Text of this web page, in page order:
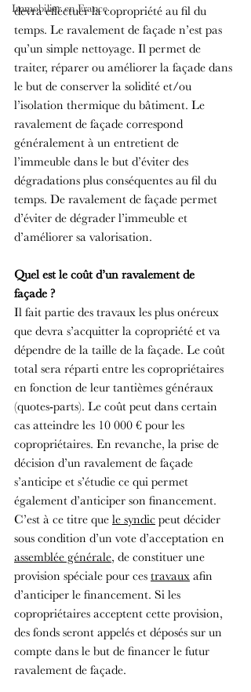
Immobilier en France
devra effectuer la copropriété au fil du
temps. Le ravalement de façade n’est pas
qu’un simple nettoyage. Il permet de
traiter, réparer ou améliorer la façade dans
le but de conserver la solidité et/ou
l’isolation thermique du bâtiment. Le
ravalement de façade correspond
généralement à un entretient de
l’immeuble dans le but d’éviter des
dégradations plus conséquentes au fil du
temps. De ravalement de façade permet
d’éviter de dégrader l’immeuble et
d’améliorer sa valorisation.
Quel est le coût d’un ravalement de
façade ?
Il fait partie des travaux les plus onéreux
que devra s’acquitter la copropriété et va
dépendre de la taille de la façade. Le coût
total sera réparti entre les copropriétaires
en fonction de leur tantièmes généraux
(quotes-parts). Le coût peut dans certain
cas atteindre les 10 000 € pour les
copropriétaires. En revanche, la prise de
décision d’un ravalement de façade
s’anticipe et s’étudie ce qui permet
également d’anticiper son financement.
C’est à ce titre que le syndic peut décider
sous condition d’un vote d’acceptation en
assemblée générale, de constituer une
provision spéciale pour ces travaux afin
d’anticiper le financement. Si les
copropriétaires acceptent cette provision,
des fonds seront appelés et déposés sur un
compte dans le but de financer le futur
ravalement de façade.